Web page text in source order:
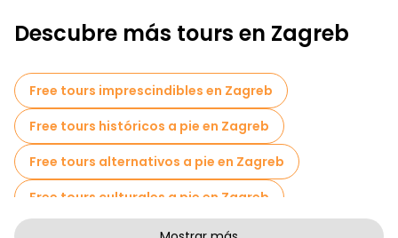
siglo XVII y una guerra de independencia muy reciente. Entre
los lugares de interés destacan la Puerta de Piedra, Krvavi Most
Descubre más tours en Zagreb
Free tours imprescindibles en Zagreb
Free tours históricos a pie en Zagreb
Free tours alternativos a pie en Zagreb
Free tours culturales a pie en Zagreb
Free tours de arte a pie en Zagreb